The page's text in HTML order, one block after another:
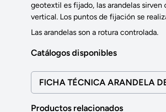
geotextil es fijado, las arandelas
vertical. Los puntos de fijación se
Las arandelas son a rotura controlada.
Catálogos disponibles
FICHA TÉCNICA ARANDELA
Productos relacionados